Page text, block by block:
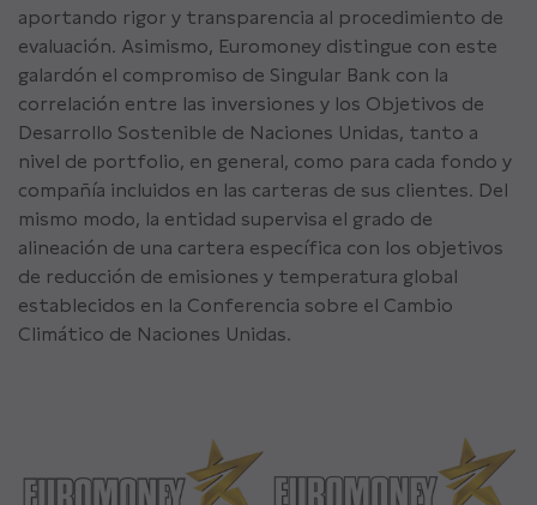
aportando rigor y transparencia al procedimiento de
evaluación. Asimismo, Euromoney distingue con este
galardón el compromiso de Singular Bank con la
correlación entre las inversiones y los Objetivos de
Desarrollo Sostenible de Naciones Unidas, tanto a
nivel de portfolio, en general, como para cada fondo y
compañía incluidos en las carteras de sus clientes. Del
mismo modo, la entidad supervisa el grado de
alineación de una cartera específica con los objetivos
de reducción de emisiones y temperatura global
establecidos en la Conferencia sobre el Cambio
Climático de Naciones Unidas.